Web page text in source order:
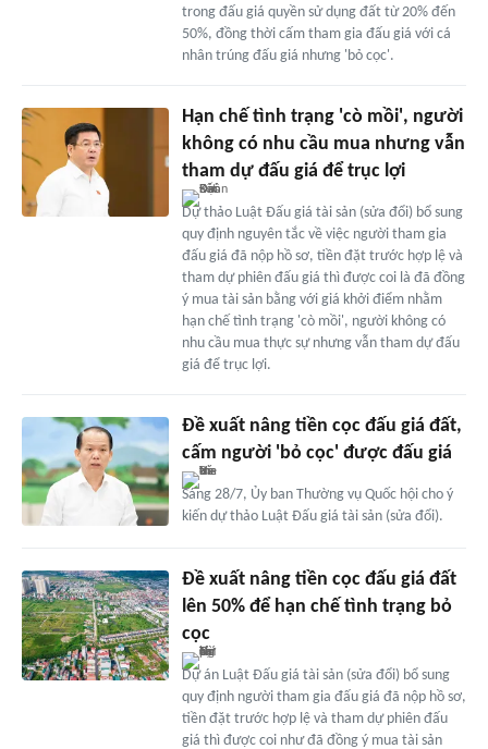
trong đấu giá quyền sử dụng đất từ 20% đến
50%, đồng thời cấm tham gia đấu giá với cá
nhân trúng đấu giá nhưng 'bỏ cọc'.
Hạn chế tình trạng 'cò mồi', người
không có nhu cầu mua nhưng vẫn
tham dự đấu giá để trục lợi
Dự thảo Luật Đấu giá tài sản (sửa đổi) bổ sung
quy định nguyên tắc về việc người tham gia
đấu giá đã nộp hồ sơ, tiền đặt trước hợp lệ và
tham dự phiên đấu giá thì được coi là đã đồng
ý mua tài sản bằng với giá khởi điểm nhằm
hạn chế tình trạng 'cò mồi', người không có
nhu cầu mua thực sự nhưng vẫn tham dự đấu
giá để trục lợi.
Đề xuất nâng tiền cọc đấu giá đất,
cấm người 'bỏ cọc' được đấu giá
Sáng 28/7, Ủy ban Thường vụ Quốc hội cho ý
kiến dự thảo Luật Đấu giá tài sản (sửa đổi).
Đề xuất nâng tiền cọc đấu giá đất
lên 50% để hạn chế tình trạng bỏ
cọc
Dự án Luật Đấu giá tài sản (sửa đổi) bổ sung
quy định người tham gia đấu giá đã nộp hồ sơ,
tiền đặt trước hợp lệ và tham dự phiên đấu
giá thì được coi như đã đồng ý mua tài sản